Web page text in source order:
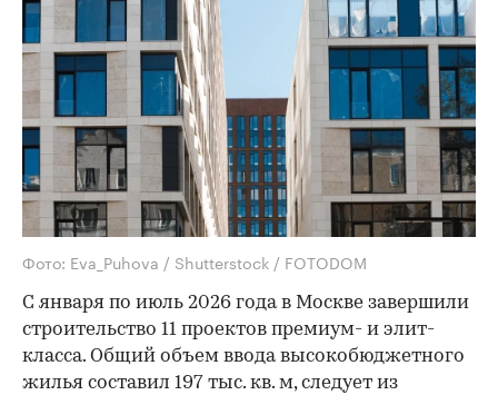
Фото: Eva_Puhova / Shutterstock / FOTODOM
С января по июль 2026 года в Москве завершили
строительство 11 проектов премиум- и элит-
класса. Общий объем ввода высокобюджетного
жилья составил 197 тыс. кв. м, следует из